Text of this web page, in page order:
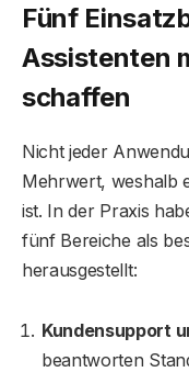
Fünf
Assistenten
schaffen
Nicht jeder
Mehrwert, weshalb
ist. In der Praxis
fünf Bereiche als
herausgestellt:
Kundensupport
beantworten